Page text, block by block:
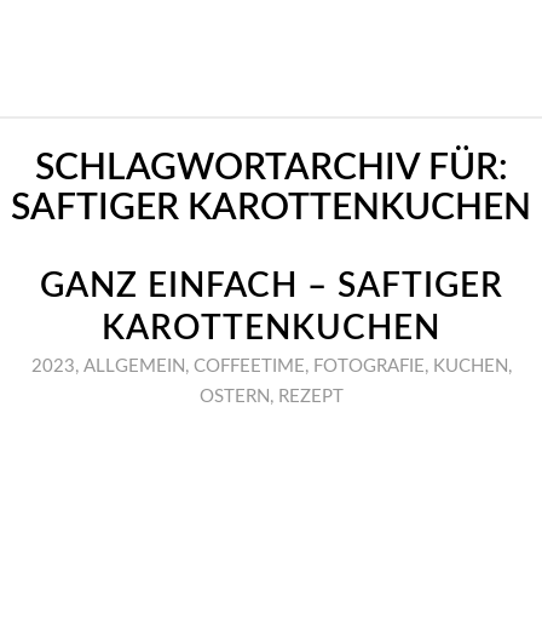
SCHLAGWORTARCHIV FÜR:
SAFTIGER KAROTTENKUCHEN
GANZ EINFACH – SAFTIGER
KAROTTENKUCHEN
2023, ALLGEMEIN , COFFEETIME, FOTOGRAFIE, KUCHEN ,
OSTERN , REZEPT